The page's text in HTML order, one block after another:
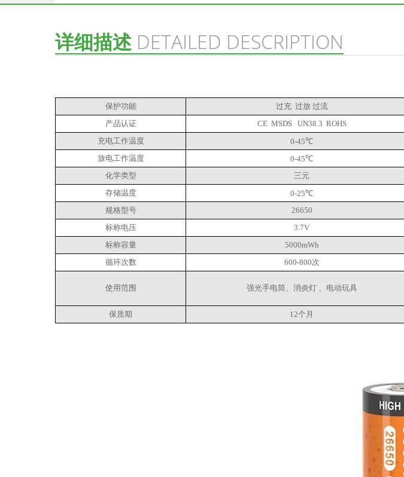
详细描述 DETAILED DESCRIPTION
保护功能 过充  过放 过流
产品认证
CE  MSDS   UN38.3  ROHS
充电工作温度
0-45℃
放电工作温度
0-45℃
化学类型
三元
存储温度
0-25℃
规格型号
26650
标称电压
3.7V
标称容量
5000mWh
循环次数
600-800次
使用范围 强光手电筒、消炎灯 、电动玩具
保质期
12个月